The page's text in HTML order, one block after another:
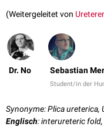
(Weitergeleitet von
Dr. No Sebastian
Student/in der
Synonyme: Plica ureterica,
Englisch: interureteric